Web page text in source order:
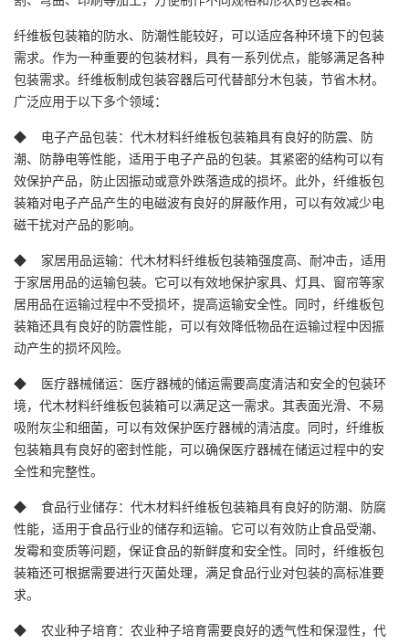
纤维板包装箱的防水、防潮性能较好，可以适应各种环境下的包装
需求。作为一种重要的包装材料，具有一系列优点，能够满足各种
包装需求。纤维板制成包装容器后可代替部分木包装，节省木材。
广泛应用于以下多个领域：
◆ 电子产品包装：代木材料纤维板包装箱具有良好的防震、防
潮、防静电等性能，适用于电子产品的包装。其紧密的结构可以有
效保护产品，防止因振动或意外跌落造成的损坏。此外，纤维板包
装箱对电子产品产生的电磁波有良好的屏蔽作用，可以有效减少电
磁干扰对产品的影响。
◆ 家居用品运输：代木材料纤维板包装箱强度高、耐冲击，适用
于家居用品的运输包装。它可以有效地保护家具、灯具、窗帘等家
居用品在运输过程中不受损坏，提高运输安全性。同时，纤维板包
装箱还具有良好的防震性能，可以有效降低物品在运输过程中因振
动产生的损坏风险。
◆ 医疗器械储运：医疗器械的储运需要高度清洁和安全的包装环
境，代木材料纤维板包装箱可以满足这一需求。其表面光滑、不易
吸附灰尘和细菌，可以有效保护医疗器械的清洁度。同时，纤维板
包装箱具有良好的密封性能，可以确保医疗器械在储运过程中的安
全性和完整性。
◆ 食品行业储存：代木材料纤维板包装箱具有良好的防潮、防腐
性能，适用于食品行业的储存和运输。它可以有效防止食品受潮、
发霉和变质等问题，保证食品的新鲜度和安全性。同时，纤维板包
装箱还可根据需要进行灭菌处理，满足食品行业对包装的高标准要
求。
◆ 农业种子培育：农业种子培育需要良好的透气性和保湿性，代